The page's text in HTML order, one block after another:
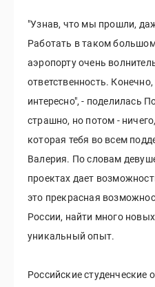
"Узнав, что мы прошли,
Работать в таком
аэропорту очень
ответственность.
интересно", - поделилась
страшно, но потом -
которая тебя во всем
Валерия. По словам
проектах дает
это прекрасная
России, найти много
уникальный опыт.
Российские студенческие